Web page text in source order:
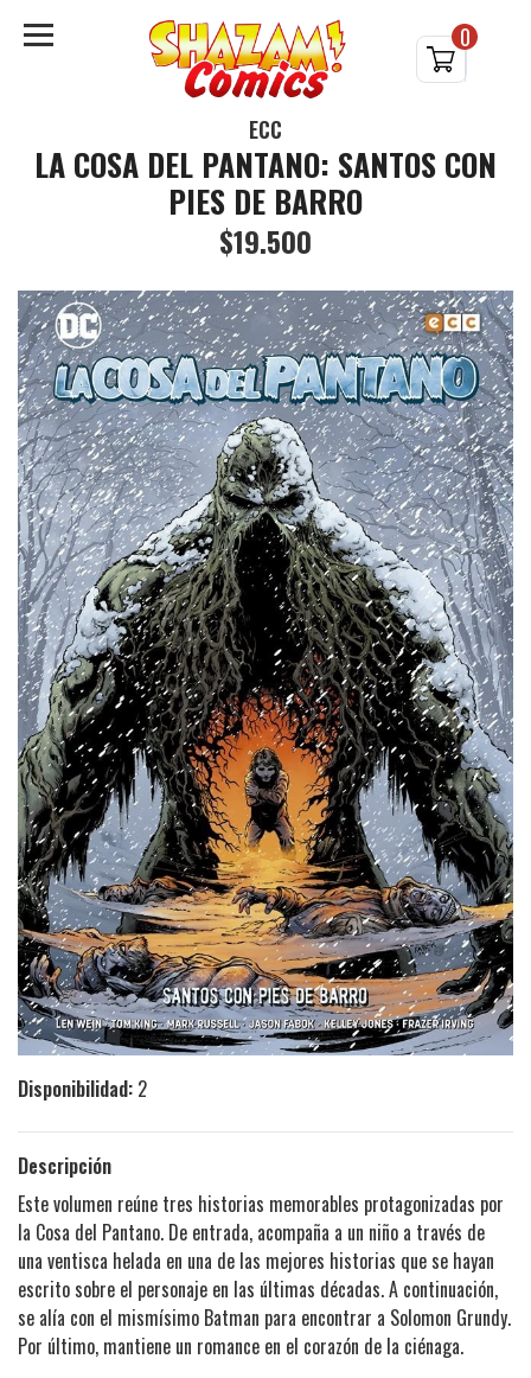
0
ECC
LA COSA DEL PANTANO: SANTOS CON
PIES DE BARRO
$19.500
Disponibilidad: 2
Descripción
Este volumen reúne tres historias memorables protagonizadas por
la Cosa del Pantano. De entrada, acompaña a un niño a través de
una ventisca helada en una de las mejores historias que se hayan
escrito sobre el personaje en las últimas décadas. A continuación,
se alía con el mismísimo Batman para encontrar a Solomon Grundy.
Por último, mantiene un romance en el corazón de la ciénaga.